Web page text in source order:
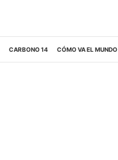
CARBONO 14 CÓMO VA EL MUNDO